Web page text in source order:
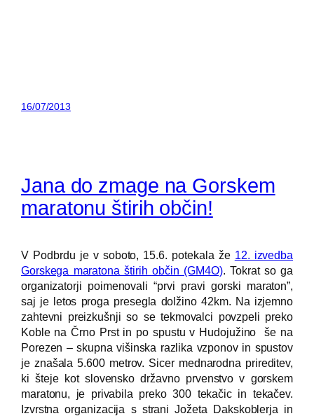
16/07/2013
Jana do zmage na Gorskem
maratonu štirih občin!
V Podbrdu je v soboto, 15.6. potekala že 12. izvedba
Gorskega maratona štirih občin (GM4O). Tokrat so ga
organizatorji poimenovali “prvi pravi gorski maraton”,
saj je letos proga presegla dolžino 42km. Na izjemno
zahtevni preizkušnji so se tekmovalci povzpeli preko
Koble na Črno Prst in po spustu v Hudojužino še na
Porezen – skupna višinska razlika vzponov in spustov
je znašala 5.600 metrov. Sicer mednarodna prireditev,
ki šteje kot slovensko državno prvenstvo v gorskem
maratonu, je privabila preko 300 tekačic in tekačev.
Izvrstna organizacija s strani Jožeta Dakskoblerja in